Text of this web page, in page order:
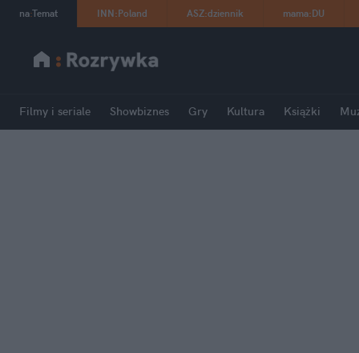
na:Temat INN:Poland ASZ:dziennik mama:DU
Filmy i seriale Showbiznes Gry Kultura Książki